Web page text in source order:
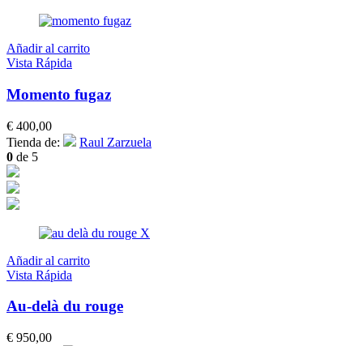
Añadir al carrito
Vista Rápida
Momento fugaz
€ 400,00
Tienda de:
Raul Zarzuela
0 de 5
Añadir al carrito
Vista Rápida
Au-delà du rouge
€ 950,00